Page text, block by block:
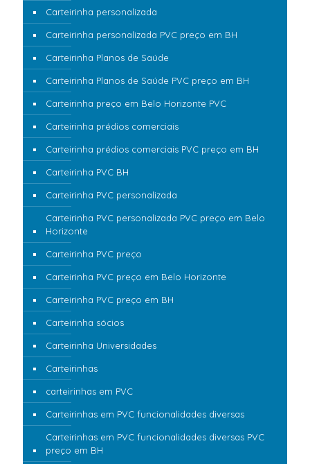
Carteirinha personalizada
Carteirinha personalizada PVC preço em BH
Carteirinha Planos de Saúde
Carteirinha Planos de Saúde PVC preço em BH
Carteirinha preço em Belo Horizonte PVC
Carteirinha prédios comerciais
Carteirinha prédios comerciais PVC preço em BH
Carteirinha PVC BH
Carteirinha PVC personalizada
Carteirinha PVC personalizada PVC preço em Belo
Horizonte
Carteirinha PVC preço
Carteirinha PVC preço em Belo Horizonte
Carteirinha PVC preço em BH
Carteirinha sócios
Carteirinha Universidades
Carteirinhas
carteirinhas em PVC
Carteirinhas em PVC funcionalidades diversas
Carteirinhas em PVC funcionalidades diversas PVC
preço em BH